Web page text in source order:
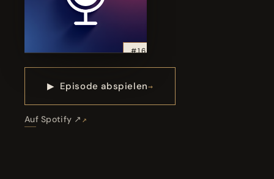
#16
▶ Episode abspielen
Auf Spotify ↗